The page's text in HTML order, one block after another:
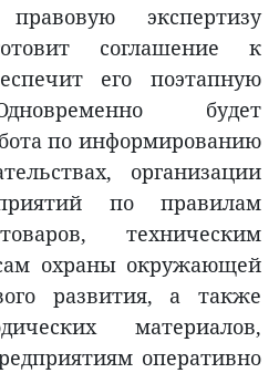
экспертизу
соглашение к
его поэтапную
будет
по информированию
организации
по правилам
техническим
охраны окружающей
развития, а также
материалов,
оперативно